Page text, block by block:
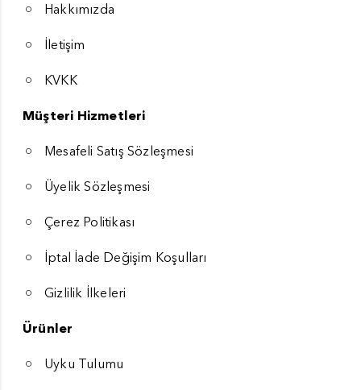
Hakkımızda
İletişim
KVKK
Müşteri Hizmetleri
Mesafeli Satış Sözleşmesi
Üyelik Sözleşmesi
Çerez Politikası
İptal İade Değişim Koşulları
Gizlilik İlkeleri
Ürünler
Uyku Tulumu